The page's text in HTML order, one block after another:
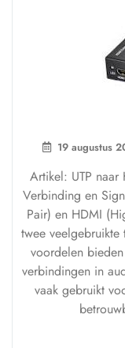
19 augustus
Artikel: UTP naar
Verbinding en
Pair) en HDMI
twee
voordelen
verbindingen in
vaak gebruikt